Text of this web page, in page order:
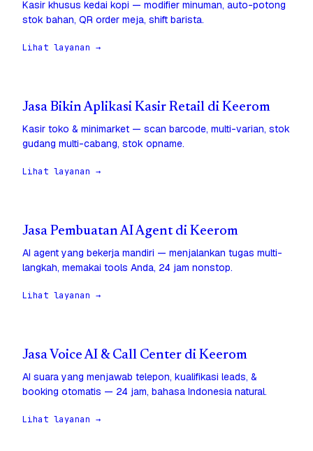
Kasir khusus kedai kopi — modifier minuman, auto-potong
stok bahan, QR order meja, shift barista.
Lihat layanan →
Jasa Bikin Aplikasi Kasir Retail di Keerom
Kasir toko & minimarket — scan barcode, multi-varian, stok
gudang multi-cabang, stok opname.
Lihat layanan →
Jasa Pembuatan AI Agent di Keerom
AI agent yang bekerja mandiri — menjalankan tugas multi-
langkah, memakai tools Anda, 24 jam nonstop.
Lihat layanan →
Jasa Voice AI & Call Center di Keerom
AI suara yang menjawab telepon, kualifikasi leads, &
booking otomatis — 24 jam, bahasa Indonesia natural.
Lihat layanan →